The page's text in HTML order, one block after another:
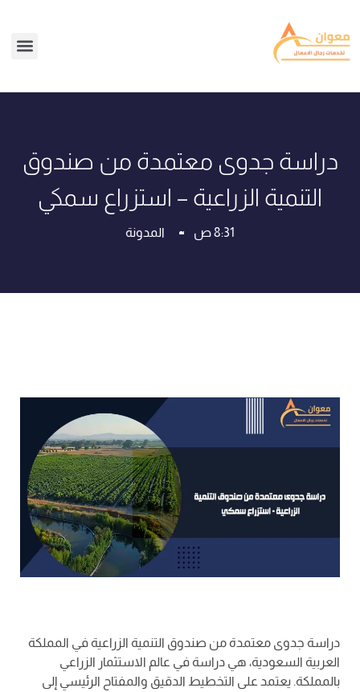
دراسة جدوى معتمدة من صندوق
التنمية الزراعية – استزراع سمكي
8:31 ص المدونة
دراسة جدوى معتمدة من صندوق التنمية الزراعية في المملكة
العربية السعودية، هي دراسة في عالم الاستثمار الزراعي
بالمملكة. يعتمد على التخطيط الدقيق والمفتاح الرئيسي إلى